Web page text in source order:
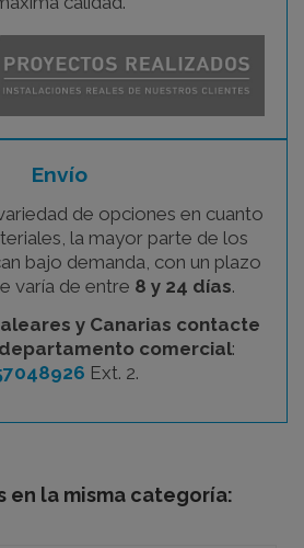
Envío
de opciones en cuanto
la mayor parte de los
bajo demanda, con un plazo
varía de entre 8 y 24 días.
y Canarias contacte
comercial:
Ext. 2.
en la misma categoría: